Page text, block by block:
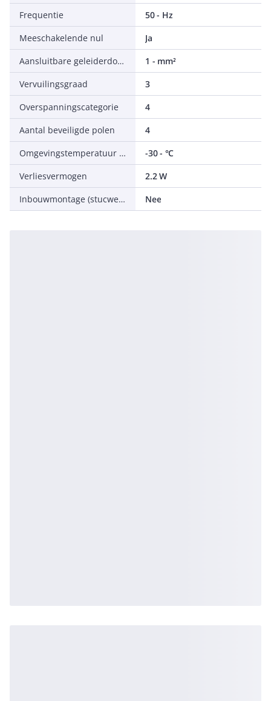
Frequentie
50 - Hz
Meeschakelende nul
Ja
Aansluitbare geleiderdoorsnede eendraads
1 - mm²
Vervuilingsgraad
3
Overspanningscategorie
4
Aantal beveiligde polen
4
Omgevingstemperatuur tijdens bedrijf
-30 - °C
Verliesvermogen
2.2 W
Inbouwmontage (stucwerk)
Nee